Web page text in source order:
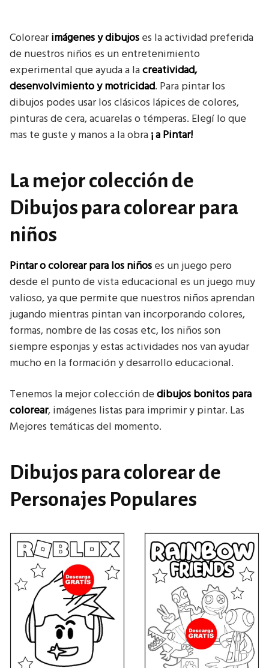
Colorearimágenes y dibujoses la actividad preferida
de nuestros niños es un entretenimiento
experimental que ayuda a lacreatividad,
desenvolvimiento y motricidad. Para pintar los
dibujos podes usar los clásicos lápices de colores,
pinturas de cera, acuarelas o témperas. Elegí lo que
mas te guste y manos a la obra¡ a Pintar!
La mejor colección de
Dibujos para colorear para
niños
Pintar o colorear para los niñoses un juego pero
desde el punto de vista educacional es un juego muy
valioso, ya que permite que nuestros niños aprendan
jugando mientras pintan van incorporando colores,
formas, nombre de las cosas etc, los niños son
siempre esponjas y estas actividades nos van ayudar
mucho en la formación y desarrollo educacional.
Tenemos la mejor colección dedibujos bonitos para
colorear, imágenes listas para imprimir y pintar. Las
Mejores temáticas del momento.
Dibujos para colorear de
Personajes Populares